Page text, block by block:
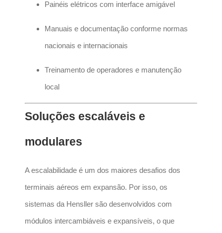
Painéis elétricos com interface amigável
Manuais e documentação conforme normas
nacionais e internacionais
Treinamento de operadores e manutenção
local
Soluções escaláveis e
modulares
A escalabilidade é um dos maiores desafios dos
terminais aéreos em expansão. Por isso, os
sistemas da Hensller são desenvolvidos com
módulos intercambiáveis e expansíveis, o que